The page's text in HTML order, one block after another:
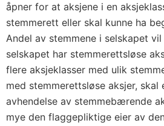
åpner for at aksjene i en
stemmerett eller skal kunne ha
Andel av stemmene i selskapet
selskapet har stemmerettsløse
flere aksjeklasser med ulik
med stemmerettsløse aksjer, skal
avhendelse av stemmebærende
mye den flaggepliktige eier av